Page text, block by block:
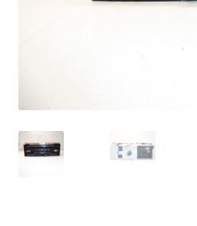
Politique de confidentialité
Procédure de Réclamation